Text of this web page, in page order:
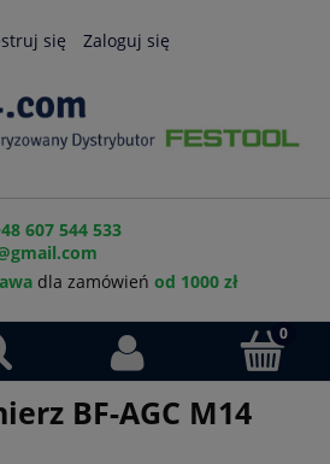
się Zaloguj się
607 544 533
dla zamówień od 1000 zł
BF-AGC M14